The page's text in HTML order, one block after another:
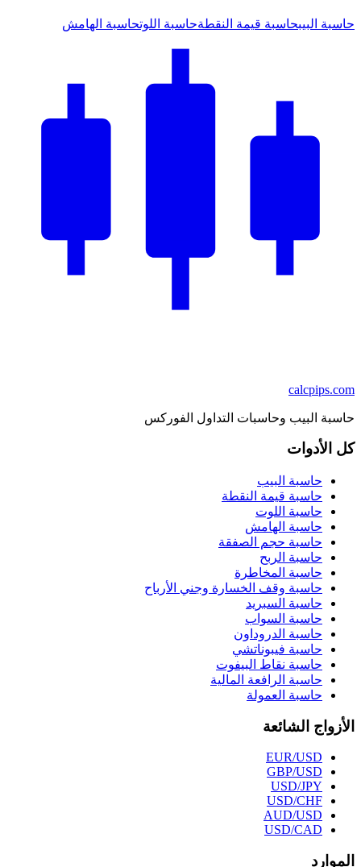
حاسبة البيبحاسبة قيمة النقطةحاسبة اللوتحاسبة الهامش
calcpips.com
حاسبة البيب وحاسبات التداول الفوركس
كل الأدوات
حاسبة البيب
حاسبة قيمة النقطة
حاسبة اللوت
حاسبة الهامش
حاسبة حجم الصفقة
حاسبة الربح
حاسبة المخاطرة
حاسبة وقف الخسارة وجني الأرباح
حاسبة السبريد
حاسبة السواب
حاسبة الدروداون
حاسبة فيبوناتشي
حاسبة نقاط البيفوت
حاسبة الرافعة المالية
حاسبة العمولة
الأزواج الشائعة
EUR/USD
GBP/USD
USD/JPY
USD/CHF
AUD/USD
USD/CAD
الموارد